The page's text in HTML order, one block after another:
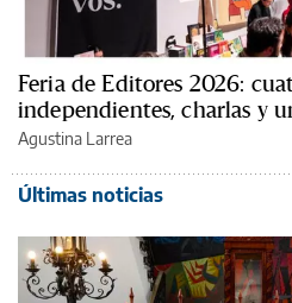
Feria de Editores 2026:
independientes, charlas y
Agustina Larrea
Últimas noticias